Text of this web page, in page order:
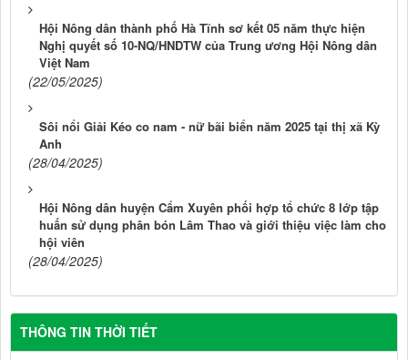
Hội Nông dân thành phố Hà Tĩnh sơ kết 05 năm thực hiện
Nghị quyết số 10-NQ/HNDTW của Trung ương Hội Nông dân
Việt Nam
(22/05/2025)
Sôi nổi Giải Kéo co nam - nữ bãi biển năm 2025 tại thị xã Kỳ
Anh
(28/04/2025)
Hội Nông dân huyện Cẩm Xuyên phối hợp tổ chức 8 lớp tập
huấn sử dụng phân bón Lâm Thao và giới thiệu việc làm cho
hội viên
(28/04/2025)
THÔNG TIN THỜI TIẾT